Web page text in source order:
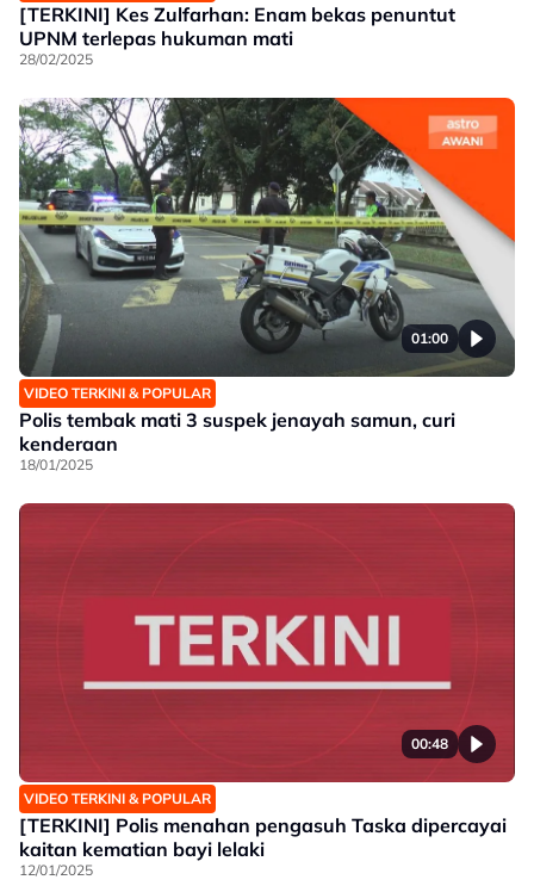
[TERKINI] Kes Zulfarhan: Enam bekas penuntut
UPNM terlepas hukuman mati
28/02/2025
01:00
VIDEO TERKINI & POPULAR
Polis tembak mati 3 suspek jenayah samun, curi
kenderaan
18/01/2025
00:48
VIDEO TERKINI & POPULAR
[TERKINI] Polis menahan pengasuh Taska dipercayai
kaitan kematian bayi lelaki
12/01/2025